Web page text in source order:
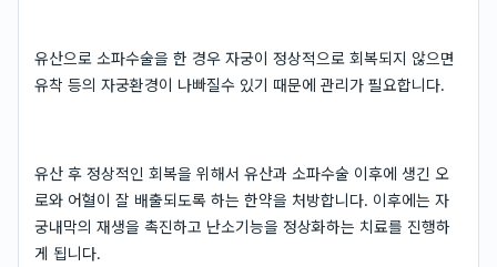
유산으로 소파수술을 한 경우 자궁이 정상적으로 회복되지 않으면
유착 등의 자궁환경이 나빠질수 있기 때문에 관리가 필요합니다.
유산 후 정상적인 회복을 위해서 유산과 소파수술 이후에 생긴 오
로와 어혈이 잘 배출되도록 하는 한약을 처방합니다. 이후에는 자
궁내막의 재생을 촉진하고 난소기능을 정상화하는 치료를 진행하
게 됩니다.